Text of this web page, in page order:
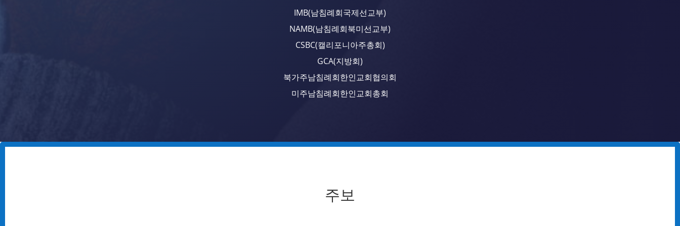
IMB(남침례회국제선교부)
NAMB(남침례회북미선교부)
CSBC(캘리포니아주총회)
GCA(지방회)
북가주남침례회한인교회협의회
미주남침례회한인교회총회
주보